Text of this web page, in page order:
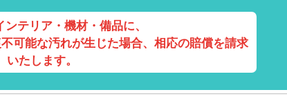
テリア・機材・備品に、
可能な汚れが生じた場合、相応の賠償を請求
いたします。